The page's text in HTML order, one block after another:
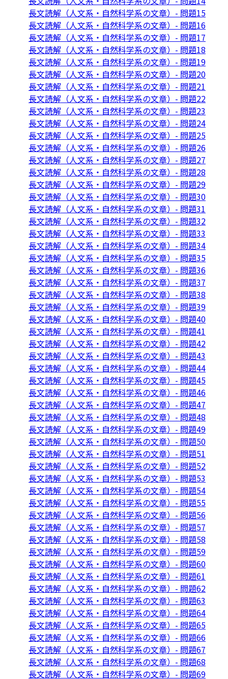
長文読解（人文系・自然科学系の文章）- 問題15
長文読解（人文系・自然科学系の文章）- 問題16
長文読解（人文系・自然科学系の文章）- 問題17
長文読解（人文系・自然科学系の文章）- 問題18
長文読解（人文系・自然科学系の文章）- 問題19
長文読解（人文系・自然科学系の文章）- 問題20
長文読解（人文系・自然科学系の文章）- 問題21
長文読解（人文系・自然科学系の文章）- 問題22
長文読解（人文系・自然科学系の文章）- 問題23
長文読解（人文系・自然科学系の文章）- 問題24
長文読解（人文系・自然科学系の文章）- 問題25
長文読解（人文系・自然科学系の文章）- 問題26
長文読解（人文系・自然科学系の文章）- 問題27
長文読解（人文系・自然科学系の文章）- 問題28
長文読解（人文系・自然科学系の文章）- 問題29
長文読解（人文系・自然科学系の文章）- 問題30
長文読解（人文系・自然科学系の文章）- 問題31
長文読解（人文系・自然科学系の文章）- 問題32
長文読解（人文系・自然科学系の文章）- 問題33
長文読解（人文系・自然科学系の文章）- 問題34
長文読解（人文系・自然科学系の文章）- 問題35
長文読解（人文系・自然科学系の文章）- 問題36
長文読解（人文系・自然科学系の文章）- 問題37
長文読解（人文系・自然科学系の文章）- 問題38
長文読解（人文系・自然科学系の文章）- 問題39
長文読解（人文系・自然科学系の文章）- 問題40
長文読解（人文系・自然科学系の文章）- 問題41
長文読解（人文系・自然科学系の文章）- 問題42
長文読解（人文系・自然科学系の文章）- 問題43
長文読解（人文系・自然科学系の文章）- 問題44
長文読解（人文系・自然科学系の文章）- 問題45
長文読解（人文系・自然科学系の文章）- 問題46
長文読解（人文系・自然科学系の文章）- 問題47
長文読解（人文系・自然科学系の文章）- 問題48
長文読解（人文系・自然科学系の文章）- 問題49
長文読解（人文系・自然科学系の文章）- 問題50
長文読解（人文系・自然科学系の文章）- 問題51
長文読解（人文系・自然科学系の文章）- 問題52
長文読解（人文系・自然科学系の文章）- 問題53
長文読解（人文系・自然科学系の文章）- 問題54
長文読解（人文系・自然科学系の文章）- 問題55
長文読解（人文系・自然科学系の文章）- 問題56
長文読解（人文系・自然科学系の文章）- 問題57
長文読解（人文系・自然科学系の文章）- 問題58
長文読解（人文系・自然科学系の文章）- 問題59
長文読解（人文系・自然科学系の文章）- 問題60
長文読解（人文系・自然科学系の文章）- 問題61
長文読解（人文系・自然科学系の文章）- 問題62
長文読解（人文系・自然科学系の文章）- 問題63
長文読解（人文系・自然科学系の文章）- 問題64
長文読解（人文系・自然科学系の文章）- 問題65
長文読解（人文系・自然科学系の文章）- 問題66
長文読解（人文系・自然科学系の文章）- 問題67
長文読解（人文系・自然科学系の文章）- 問題68
長文読解（人文系・自然科学系の文章）- 問題69